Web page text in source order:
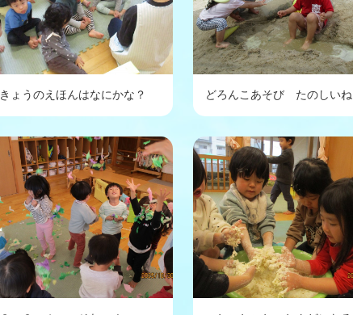
きょうのえほんはなにかな？ どろんこあそび たのしいね